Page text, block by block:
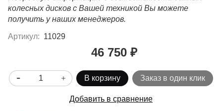
колесных дисков с Вашей техникой Вы можете
получить у наших менеджеров.
Артикул: 11029
46 750 ₽
В корзину Заказ в один клик
Добавить в сравнение